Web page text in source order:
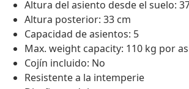
Altura del asiento desde el suelo:
Altura posterior: 33 cm
Capacidad de asientos: 5
Max. weight capacity: 110 kg por
Cojín incluido: No
Resistente a la intemperie